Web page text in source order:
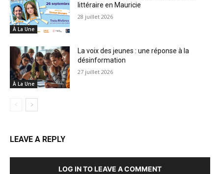
À La Une
littéraire en Mauricie
28 juillet 2026
À La Une
La voix des jeunes : une réponse à la
désinformation
27 juillet 2026
LEAVE A REPLY
LOG IN TO LEAVE A COMMENT